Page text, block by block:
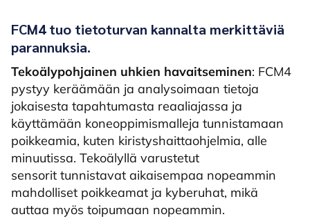
FCM4 tuo tietoturvan kannalta merkittäviä
parannuksia.
Tekoälypohjainen uhkien havaitseminen: FCM4
pystyy keräämään ja analysoimaan tietoja
jokaisesta tapahtumasta reaaliajassa ja
käyttämään koneoppimismalleja tunnistamaan
poikkeamia, kuten kiristyshaittaohjelmia, alle
minuutissa. Tekoälyllä varustetut
sensorit tunnistavat aikaisempaa nopeammin
mahdolliset poikkeamat ja kyberuhat, mikä
auttaa myös toipumaan nopeammin.